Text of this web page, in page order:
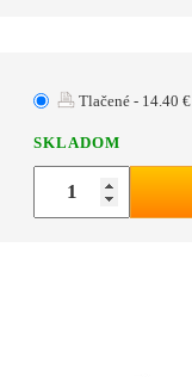
Tlačené - 14.40 €
SKLADOM